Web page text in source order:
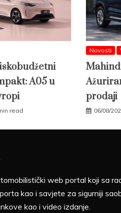
A05 u
read
Novosti
prodaji
06/08/
web portal koji sa
kao i savjete za sigurniji
kao i video izdanje.